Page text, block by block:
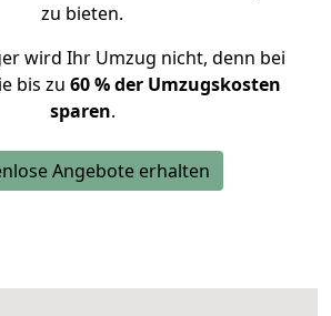
zu bieten.
wird Ihr Umzug nicht, denn bei
bis zu 60 % der Umzugskosten
sparen.
Angebote erhalten